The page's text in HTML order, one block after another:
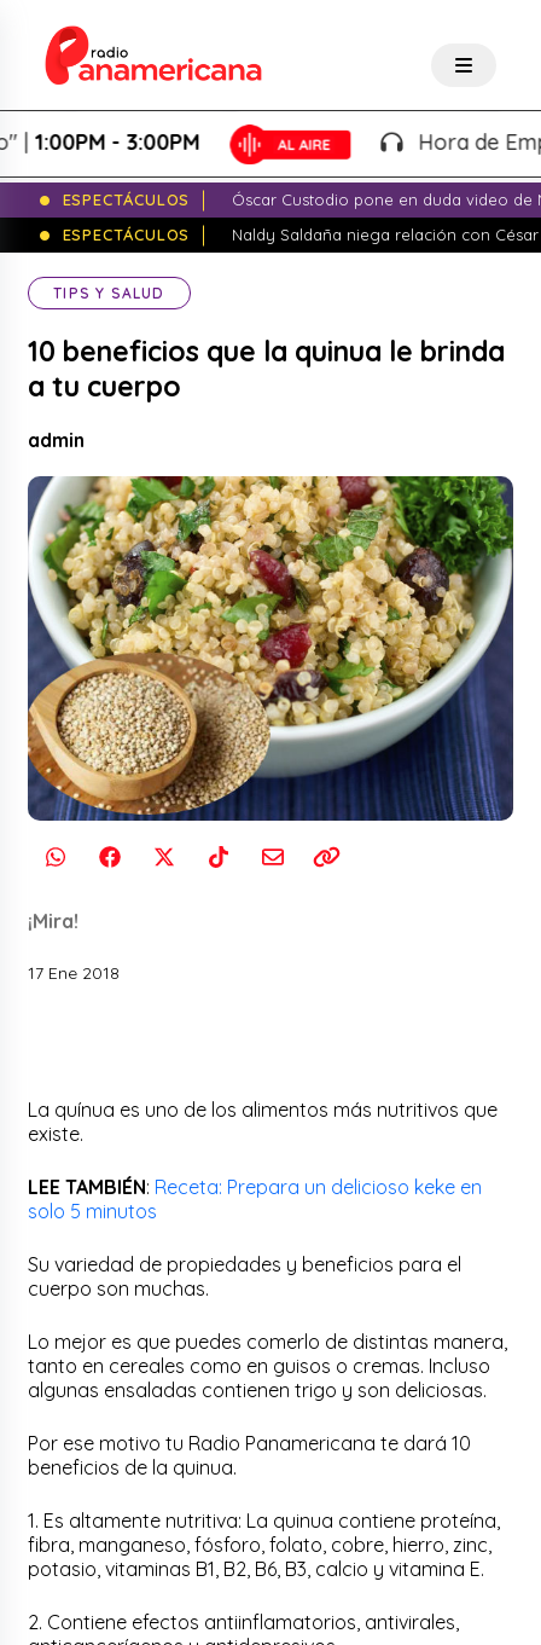
- 3:00PM Hora de
ESPECTÁCULOS
Óscar Custodio pone en duda video de
ESPECTÁCULOS
Naldy Saldaña niega relación con
TIPS Y SALUD
10 beneficios que la quinua le brinda
a tu cuerpo
admin
¡Mira!
17 Ene 2018
La quínua es uno de los alimentos más nutritivos que
existe.
LEE TAMBIÉN: Receta: Prepara un delicioso keke en
solo 5 minutos
Su variedad de propiedades y beneficios para el
cuerpo son muchas.
Lo mejor es que puedes comerlo de distintas manera,
tanto en cereales como en guisos o cremas. Incluso
algunas ensaladas contienen trigo y son deliciosas.
Por ese motivo tu Radio Panamericana te dará 10
beneficios de la quinua.
1. Es altamente nutritiva: La quinua contiene proteína,
fibra, manganeso, fósforo, folato, cobre, hierro, zinc,
potasio, vitaminas B1, B2, B6, B3, calcio y vitamina E.
2. Contiene efectos antiinflamatorios, antivirales,